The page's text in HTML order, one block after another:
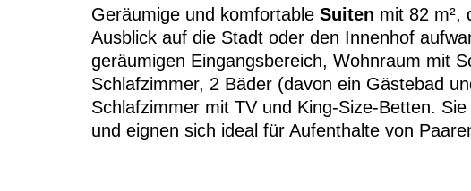
Geräumige und komfortable Suiten mit 82 m²,
Ausblick auf die Stadt oder den Innenhof
geräumigen Eingangsbereich, Wohnraum mit
Schlafzimmer, 2 Bäder (davon ein Gästebad
Schlafzimmer mit TV und King-Size-Betten.
und eignen sich ideal für Aufenthalte von